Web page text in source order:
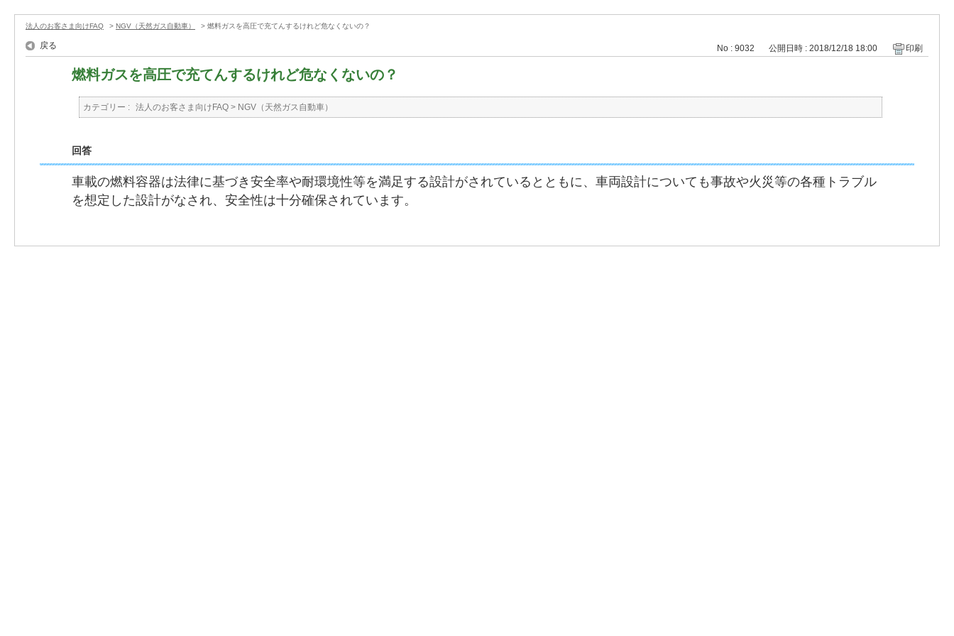
法人のお客さま向けFAQ > NGV（天然ガス自動車） > 燃料ガスを高圧で充てんするけれど危なくないの？
戻る No : 9032 公開日時 : 2018/12/18 18:00 印刷
燃料ガスを高圧で充てんするけれど危なくないの？
カテゴリー : 法人のお客さま向けFAQ > NGV（天然ガス自動車）
回答
車載の燃料容器は法律に基づき安全率や耐環境性等を満足する設計がされているとともに、車両設計についても事故や火災等の各種トラブル
を想定した設計がなされ、安全性は十分確保されています。